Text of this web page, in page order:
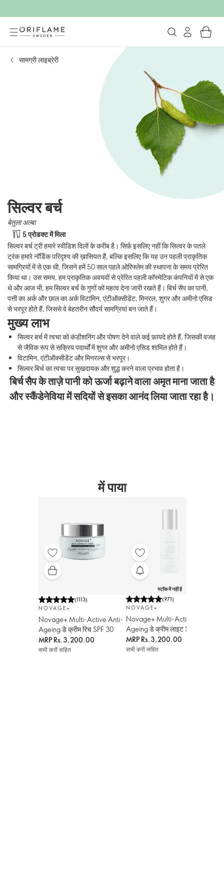
सामग्री लाइब्रेरी
सिल्वर बर्च
बेतुला अल्बा
5 प्रोडक्ट में मिला
सिल्वर बर्च ट्री हमारे स्वीडिश दिलों के करीब है। सिर्फ़ इसलिए नहीं कि सिल्वर के पतले
ट्रंक हमारे नॉर्डिक परिदृश्य की ख़ासियत हैं, बल्कि इसलिए कि यह उन पहली प्राकृतिक
सामग्रियों में से एक थी, जिसने हमें 50 साल पहले ओरिफ्लेम की स्थापना के समय प्रेरित
किया था। उस समय, हम प्राकृतिक अवयवों से प्रेरित पहली कॉस्मेटिक कंपनियों में से एक
थे और आज भी, हम सिल्वर बर्च के गुणों को महत्व देना जारी रखते हैं। बिर्च सैप का पानी,
पत्ती का अर्क और छाल का अर्क विटामिन, एंटीऑक्सीडेंट, मिनरल, शुगर और अमीनो एसिड
से भरपूर होते हैं, जिससे वे बेहतरीन सौंदर्य सामग्रियां बन जाते हैं।
मुख्य लाभ
सिल्वर बर्च में त्वचा को कंडीशनिंग और पोषण देने वाले कई फ़ायदे होते हैं, जिसकी वजह
से जैविक रूप से सक्रिय पदार्थों में शुगर और अमीनो एसिड शामिल होते हैं।
विटामिन, एंटीऑक्सीडेंट और मिनरल्स से भरपूर।
सिल्वर बिर्च का त्वचा पर सुखदायक और शुद्ध करने वाला प्रभाव होता है।
बिर्च सैप के ताज़े पानी को ऊर्जा बढ़ाने वाला अमृत माना जाता है
और स्कैंडेनेविया में सदियों से इसका आनंद लिया जाता रहा है।
में पाया
(1113)
NOVAGE+
Novage+ Multi-Active Anti-
Ageing डे क्रीम रिच SPF 30
MRP Rs.3,200.00
सभी करों सहित
स्टॉक में नहीं है
(971)
NOVAGE+
Novage+ Multi-Active Anti-
Ageing डे क्रीम लाइट SPF 30
MRP Rs.3,200.00
सभी करों सहित